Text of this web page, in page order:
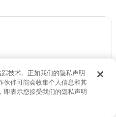
酒店
技术。正如我们的隐私声明
伙伴可能会收集个人信息和其
即表示您接受我们的隐私声明